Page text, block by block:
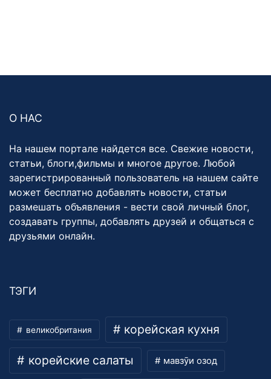
О НАС
На нашем портале найдется все. Свежие новости,
статьи, блоги,фильмы и многое другое. Любой
зарегистрированный пользователь на нашем сайте
может бесплатно добавлять новости, статьи
размешать объявления - вести свой личный блог,
создавать группы, добавлять друзей и общаться с
друзьями онлайн.
ТЭГИ
великобритания корейская кухня
корейские салаты мавзӯи озод